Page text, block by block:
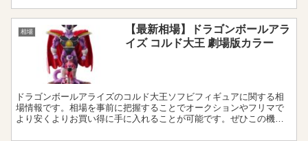
相場
【最新相場】ドラゴンボールアラ
イズ コルド大王 劇場版カラー
ドラゴンボールアライズのコルド大王ソフビフィギュアに関する相
場情報です。相場を事前に把握することでオークションやフリマで
より安くよりお買い得に手に入れることが可能です。ぜひこの機会